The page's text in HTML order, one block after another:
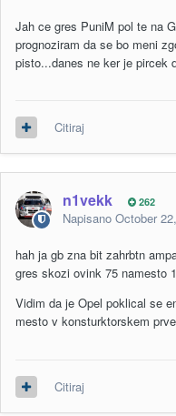
Jah ce gres PuniM pol te na
prognoziram da se bo meni
pisto...danes ne ker je pircek
Citiraj
n1vekk 262
Napisano October
hah ja gb zna bit zahrbtn
gres skozi ovink 75 namesto
Vidim da je Opel poklical se
mesto v konsturktorskem
Citiraj